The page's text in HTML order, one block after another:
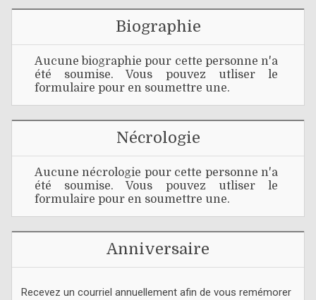
Biographie
Aucune biographie pour cette personne n'a
été soumise. Vous pouvez utliser le
formulaire pour en soumettre une.
Nécrologie
Aucune nécrologie pour cette personne n'a
été soumise. Vous pouvez utliser le
formulaire pour en soumettre une.
Anniversaire
Recevez un courriel annuellement afin de vous remémorer